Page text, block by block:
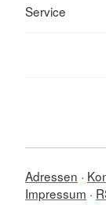
Service
Adressen
Impressum